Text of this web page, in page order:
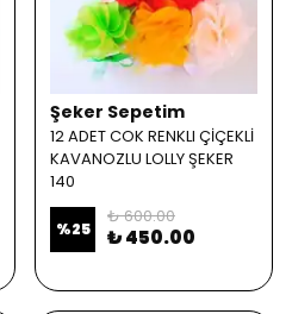
Şeker Sepetim
12 ADET COK RENKLI ÇİÇEKLİ
KAVANOZLU LOLLY ŞEKER
140
%25
₺ 600.00
₺ 450.00